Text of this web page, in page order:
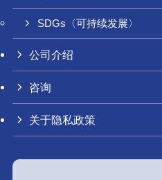
SDGs〈可持续发展〉
公司介绍
咨询
关于隐私政策